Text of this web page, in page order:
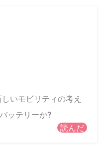
いモビリティの考え
ッテリーか?
読んだ